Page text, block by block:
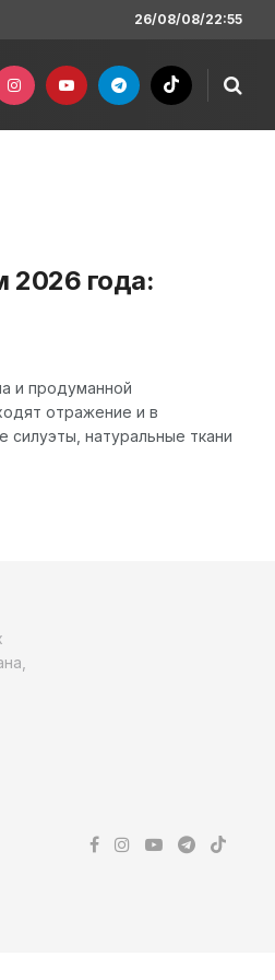
26/08/08/22:55
2026 года:
и продуманной
отражение и в
силуэты, натуральные ткани